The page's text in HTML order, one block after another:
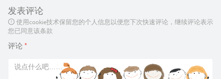
发表评论
使用cookie技术保留您的个人信息以便您下次快速评论，继续评论表示
您已同意该条款
评论 *